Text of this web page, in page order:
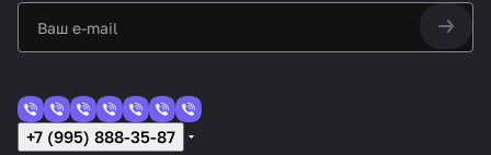
+7 (995) 888-35-87